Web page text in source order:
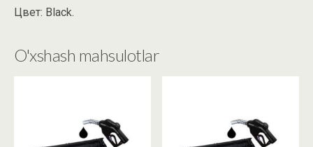
Цвет: Black.
O'xshash mahsulotlar